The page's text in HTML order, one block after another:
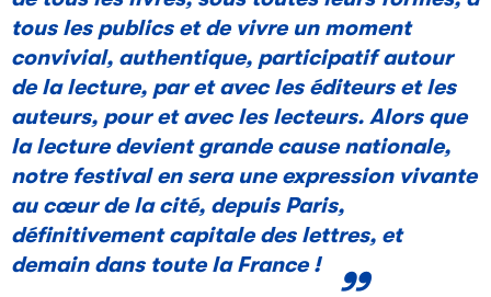
tous les publics et de vivre un moment
convivial, authentique, participatif autour
de la lecture, par et avec les éditeurs et les
auteurs, pour et avec les lecteurs. Alors que
la lecture devient grande cause nationale,
notre festival en sera une expression vivante
au cœur de la cité, depuis Paris,
définitivement capitale des lettres, et
demain dans toute la France !